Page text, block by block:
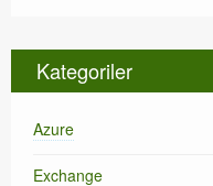
Kategoriler
Azure
Exchange